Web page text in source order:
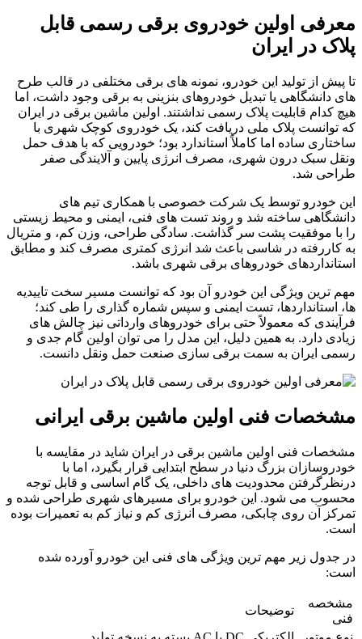
معرفی اولین خودروی برقی رسمی قابل
پلاک در ایران
تا پیش از تولید این خودرو، نمونه های برقی مختلفی در قالب طرح
های دانشگاهی یا تبدیل خودروهای بنزینی به برقی وجود داشت، اما
هیچ کدام قابلیت پلاک رسمی نداشتند. اولین ماشین برقی در ایران
که توانست پلاک ملی دریافت کند، یک خودروی کوچک شهری با
ساختاری ساده اما کاملاً استاندارد بود؛ خودرویی که با هدف حمل
ونقل سبک درون شهری، مصرف انرژی پایین و آلایندگی صفر
طراحی شد.
این خودرو توسط یک شرکت خصوصی با همکاری تیم های
دانشگاهی ساخته شد و روند تست های فنی، ایمنی و محیط زیستی
را با موفقیت پشت سر گذاشت. سادگی طراحی، وزن کم، و متریال
به کاررفته در شاسی باعث شد انرژی کمتری مصرف کند و مطابق
استانداردهای خودروهای برقی شهری باشد.
مهم ترین ویژگی این خودرو آن بود که توانست مسیر سخت تاییدیه
ها، استانداردها، تست ایمنی و سپس شماره گذاری را طی کند؛
فرآیندی که معمولاً حتی برای خودروهای وارداتی نیز چالش های
زیادی دارد. به همین دلیل، این مدل را می توان اولین گام جدی و
رسمی ایران به سمت برقی سازی صنعت حمل ونقل دانست.
مشخصات فنی اولین ماشین برقی ایرانی
مشخصات فنی اولین ماشین برقی در ایران شاید در مقایسه با
خودروسازان بزرگ دنیا در سطح ابتدایی قرار بگیرد، اما با
درنظرگرفتن محدودیت های داخلی، یک گام اساسی و قابل توجه
محسوب می شود. این خودرو برای مسیرهای شهری طراحی شده و
تمرکز آن روی چابکی، مصرف انرژی کم و نیاز کم به تعمیرات بوده
است.
در جدول زیر مهم ترین ویژگی های فنی این خودرو آورده شده
است:
مشخصه
فنی
توضیحات